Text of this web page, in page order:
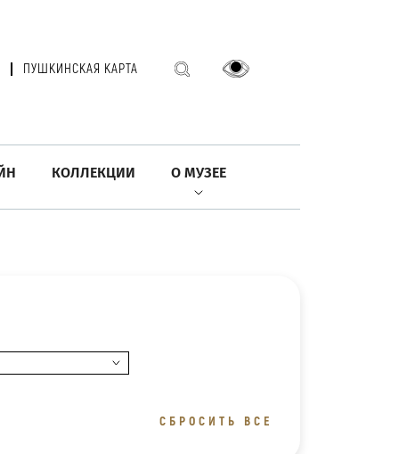
ПУШКИНСКАЯ КАРТА
КОЛЛЕКЦИИ О МУЗЕЕ
СБРОСИТЬ ВСЕ